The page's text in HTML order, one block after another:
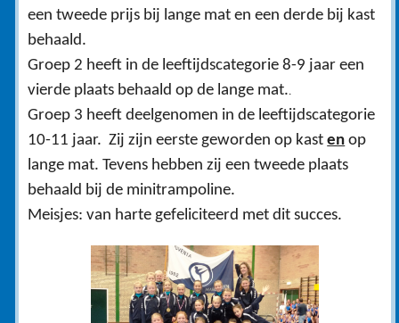
een tweede prijs bij lange mat en een derde bij kast
behaald.
Groep 2 heeft in de leeftijdscategorie 8-9 jaar een
vierde plaats behaald op de lange mat..
Groep 3 heeft deelgenomen in de leeftijdscategorie
10-11 jaar. Zij zijn eerste geworden op kasten op
lange mat. Tevens hebben zij een tweede plaats
behaald bij de minitrampoline.
Meisjes: van harte gefeliciteerd met dit succes.